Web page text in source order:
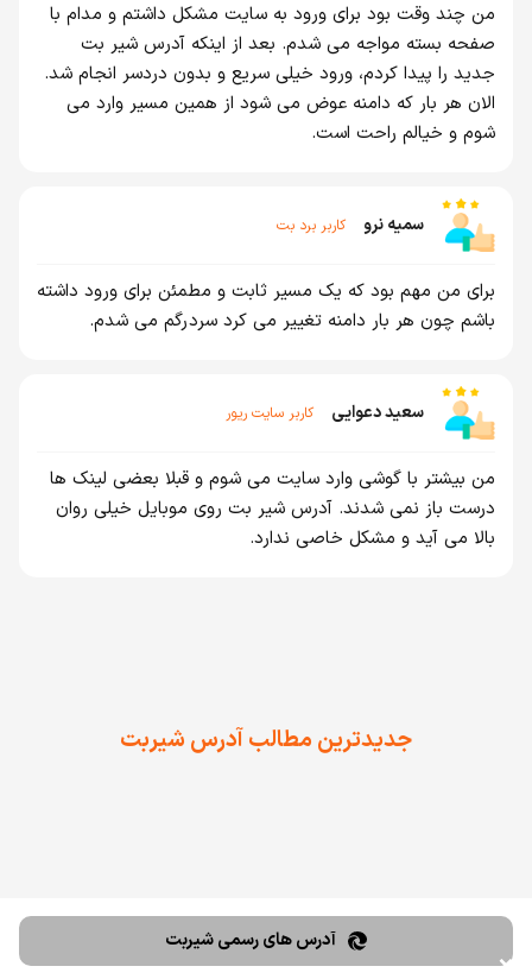
من چند وقت بود برای ورود به سایت مشکل داشتم و مدام با
صفحه بسته مواجه می شدم. بعد از اینکه آدرس شیر بت
جدید را پیدا کردم، ورود خیلی سریع و بدون دردسر انجام شد.
الان هر بار که دامنه عوض می شود از همین مسیر وارد می
شوم و خیالم راحت است.
سمیه نرو کاربر برد بت
برای من مهم بود که یک مسیر ثابت و مطمئن برای ورود داشته
باشم چون هر بار دامنه تغییر می کرد سردرگم می شدم.
سعید دعوایی کاربر سایت ریور
من بیشتر با گوشی وارد سایت می شوم و قبلا بعضی لینک ها
درست باز نمی شدند. آدرس شیر بت روی موبایل خیلی روان
بالا می آید و مشکل خاصی ندارد.
جدیدترین مطالب آدرس شیربت
❌
آدرس های رسمی شیربت